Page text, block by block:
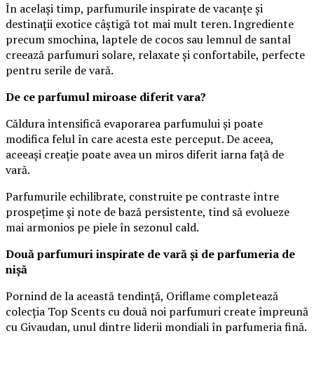
În același timp, parfumurile inspirate de vacanțe și
destinații exotice câștigă tot mai mult teren. Ingrediente
precum smochina, laptele de cocos sau lemnul de santal
creează parfumuri solare, relaxate și confortabile, perfecte
pentru serile de vară.
De ce parfumul miroase diferit vara?
Căldura intensifică evaporarea parfumului și poate
modifica felul în care acesta este perceput. De aceea,
aceeași creație poate avea un miros diferit iarna față de
vară.
Parfumurile echilibrate, construite pe contraste între
prospețime și note de bază persistente, tind să evolueze
mai armonios pe piele în sezonul cald.
Două parfumuri inspirate de vară și de parfumeria de
nișă
Pornind de la această tendință, Oriflame completează
colecția Top Scents cu două noi parfumuri create împreună
cu Givaudan, unul dintre liderii mondiali în parfumeria fină.